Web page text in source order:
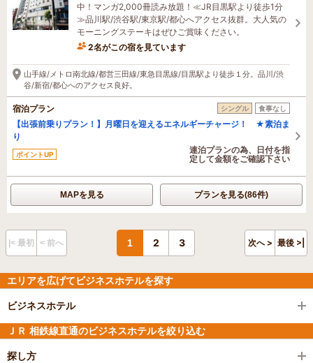
中！マンガ2,000冊読み放題！≪JR目黒駅より徒歩1分
≫品川駅/渋谷駅/東京駅/都心へアクセス抜群。大人気の
モーニングステーキはぜひご賞味ください。
2名がこの宿を見ています
2時間前に予約されました
山手線/メトロ南北線/都営三田線/東急目黒線/目黒駅より徒歩１分。品川/渋
谷/新宿/都心へのアクセス良好。
宿泊プラン シングル 食事なし
【出張前乗りプラン！】月曜日を迎えるエネルギーチャージ！ ★素泊ま
り
ポイントUP
連泊プランの為、日付を指
定して金額をご確認下さい
MAPを見る プランを見る(86件)
|< 最初 < 前へ 1 2 3 次へ > 最後 >|
エリアを広げてビジネスホテルを探す
ビジネスホテル
ＪＲ 相鉄線直通のビジネスホテルを絞り込む
探し方